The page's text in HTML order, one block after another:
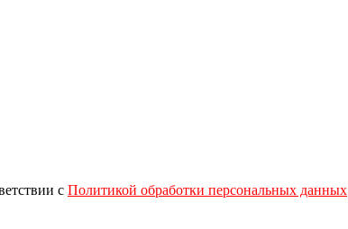
с Политикой обработки персональных данных